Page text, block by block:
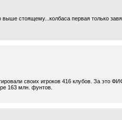
выше стоящему...колбаса первая только
своих игроков 416 клубов. За это
163 млн. фунтов.